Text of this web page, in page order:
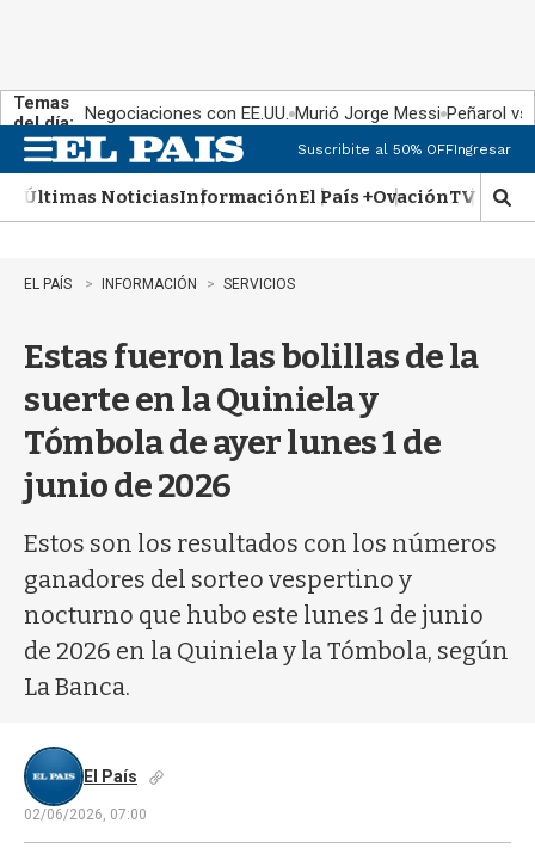
Temas
del día: Negociaciones con EE.UU. Murió Jorge Messi Peñarol
n
u
Suscribite al 50% OFFIngresar
Últimas NoticiasInformaciónEl País +OvaciónTV Show
M
o
EL PAÍS INFORMACIÓN SERVICIOS
Estas fueron las bolillas de la
suerte en la Quiniela y
Tómbola de ayer lunes 1 de
junio de 2026
Estos son los resultados con los números
ganadores del sorteo vespertino y
nocturno que hubo este lunes 1 de junio
de 2026 en la Quiniela y la Tómbola, según
La Banca.
El País
02/06/2026, 07:00